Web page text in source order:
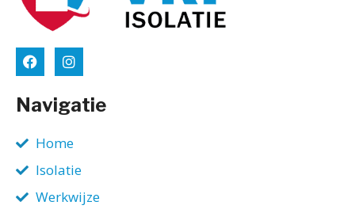
Navigatie
Home
Isolatie
Werkwijze